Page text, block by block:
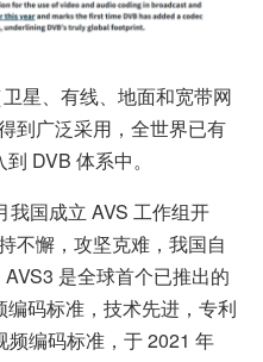
星、有线、地面和宽带网
到广泛采用，全世界已有
DVB 体系中。
我国成立 AVS 工作组开
不懈，攻坚克难，我国自
是全球首个已推出的
码标准，技术先进，专利
频编码标准，于 2021 年